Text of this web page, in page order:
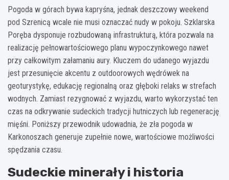
Pogoda w górach bywa kapryśna, jednak deszczowy weekend
pod Szrenicą wcale nie musi oznaczać nudy w pokoju. Szklarska
Poręba dysponuje rozbudowaną infrastrukturą, która pozwala na
realizację pełnowartościowego planu wypoczynkowego nawet
przy całkowitym załamaniu aury. Kluczem do udanego wyjazdu
jest przesunięcie akcentu z outdoorowych wędrówek na
geoturystykę, edukację regionalną oraz głęboki relaks w strefach
wodnych. Zamiast rezygnować z wyjazdu, warto wykorzystać ten
czas na odkrywanie sudeckich tradycji hutniczych lub regenerację
mięśni. Poniższy przewodnik udowadnia, że zła pogoda w
Karkonoszach generuje zupełnie nowe, wartościowe możliwości
spędzania czasu.
Sudeckie minerały i historia